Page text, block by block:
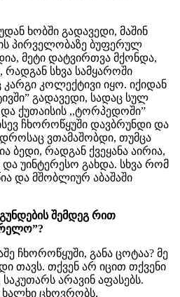
ხობში გადავედი, მაშინ
პირველობაზე ბუფერულ
მეტი დატვირთვა მქონდა,
რადგან სხვა სამყაროში
კარგი კოლექტივი იყო. იქიდან
გადავედი, სადაც სულ
ქუთაისის ,,ტორპედოში”
ჩხოროწყუში დავბრუნდი და
ვთამაშობდი, თუმცა
ბედი, რადგან ქვეყანა აირია,
უინტერესო გახდა. სხვა რომ
და მშობლიურ აბაშაში
შემდეგ რით
ჩხოროწყუში, განა ცოტაა? მე
თავს. თქვენ არ იცით თქვენი
არავინ აფასებს.
ხალხი ცხოვრობს,